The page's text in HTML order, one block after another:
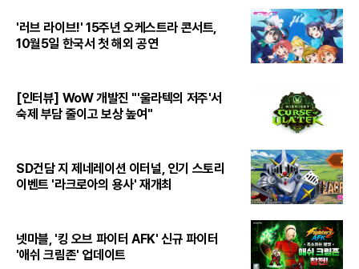
'러브 라이브!' 15주년 오케스트라 콘서트,
10월5일 한국서 첫 해외 공연
[인터뷰] WoW 개발진 "'울라텍의 저주'서
숙제 부담 줄이고 보상 높여"
SD건담 지 제네레이션 이터널, 인기 스토리
이벤트 '라크로아의 용사' 재개최
넷마블, '킹 오브 파이터 AFK' 신규 파이터
'애쉬 크림존' 업데이트